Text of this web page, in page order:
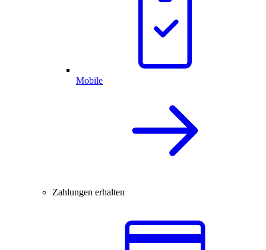
Mobile
Zahlungen erhalten